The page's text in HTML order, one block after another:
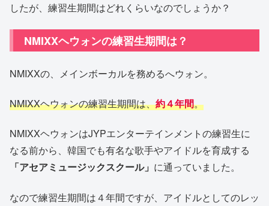
したが、練習生期間はどれくらいなのでしょうか？
NMIXXヘウォンの練習生期間は？
NMIXXの、メインボーカルを務めるへウォン。
NMIXXヘウォンの練習生期間は、約４年間。
NMIXXヘウォンはJYPエンターテインメントの練習生に
なる前から、韓国でも有名な歌手やアイドルを育成する
「アセアミュージックスクール」 に通っていました。
なので練習生期間は４年間ですが、アイドルとしてのレッ